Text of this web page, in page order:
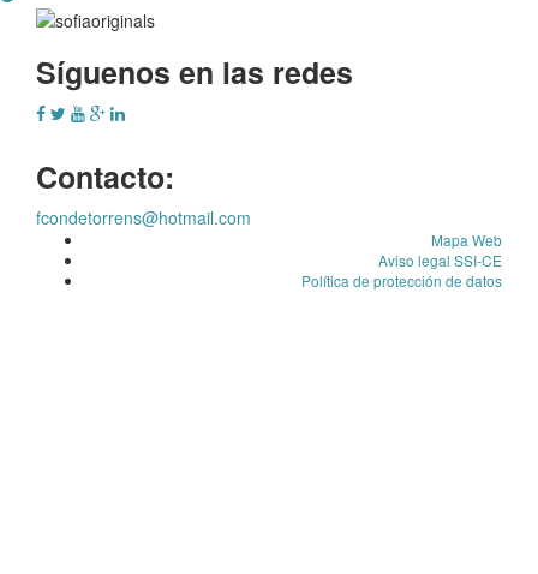
Síguenos en las redes
Contacto:
fcondetorrens@hotmail.com
Mapa Web
Aviso legal SSI-CE
Política de protección de datos